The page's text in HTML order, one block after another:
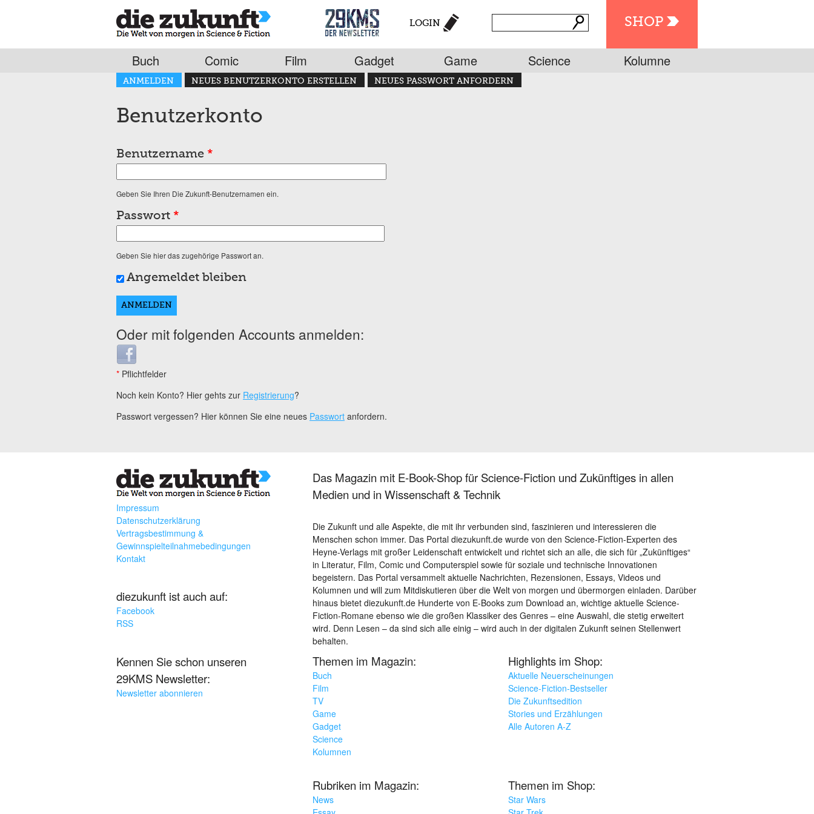
SHOP
LOGIN
Buch Comic Film Gadget Game Science Kolumne
Haupt-Reiter
ANMELDEN
(AKTIVER REITER)
NEUES BENUTZERKONTO ERSTELLEN NEUES PASSWORT ANFORDERN
Benutzerkonto
Benutzername *
Geben Sie Ihren Die Zukunft-Benutzernamen ein.
Passwort *
Geben Sie hier das zugehörige Passwort an.
Angemeldet bleiben
Oder mit folgenden Accounts anmelden:
Login with Facebook
* Pflichtfelder
Noch kein Konto? Hier gehts zur Registrierung?
Passwort vergessen? Hier können Sie eine neues Passwort anfordern.
Impressum
Datenschutzerklärung
Vertragsbestimmung &
Gewinnspielteilnahmebedingungen
Kontakt
diezukunft ist auch auf:
Facebook
RSS
Kennen Sie schon unseren
29KMS Newsletter:
Newsletter abonnieren
Das Magazin mit E-Book-Shop für Science-Fiction und Zukünftiges in allen
Medien und in Wissenschaft & Technik
Die Zukunft und alle Aspekte, die mit ihr verbunden sind, faszinieren und interessieren die
Menschen schon immer. Das Portal diezukunft.de wurde von den Science-Fiction-Experten des
Heyne-Verlags mit großer Leidenschaft entwickelt und richtet sich an alle, die sich für „Zukünftiges“
in Literatur, Film, Comic und Computerspiel sowie für soziale und technische Innovationen
begeistern. Das Portal versammelt aktuelle Nachrichten, Rezensionen, Essays, Videos und
Kolumnen und will zum Mitdiskutieren über die Welt von morgen und übermorgen einladen. Darüber
hinaus bietet diezukunft.de Hunderte von E-Books zum Download an, wichtige aktuelle Science-
Fiction-Romane ebenso wie die großen Klassiker des Genres – eine Auswahl, die stetig erweitert
wird. Denn Lesen – da sind sich alle einig – wird auch in der digitalen Zukunft seinen Stellenwert
behalten.
Themen im Magazin:
Buch
Film
TV
Game
Gadget
Science
Kolumnen
Highlights im Shop:
Aktuelle Neuerscheinungen
Science-Fiction-Bestseller
Die Zukunftsedition
Stories und Erzählungen
Alle Autoren A-Z
Rubriken im Magazin:
News
Themen im Shop:
Star Wars